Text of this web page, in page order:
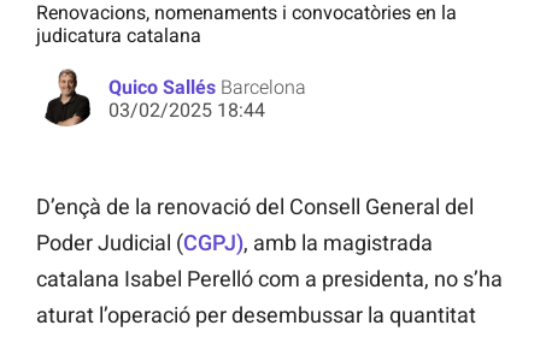
Renovacions, nomenaments i convocatòries en la
judicatura catalana
Quico Sallés Barcelona
03/02/2025 18:44
D’ençà de la renovació del Consell General del
Poder Judicial (CGPJ), amb la magistrada
catalana Isabel Perelló com a presidenta, no s’ha
aturat l’operació per desembussar la quantitat